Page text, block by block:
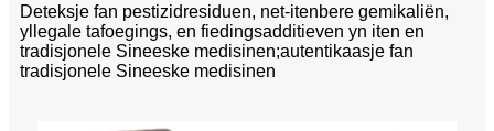
Deteksje fan pestizidresiduen, net-itenbere gemikaliën,
yllegale tafoegings, en fiedingsadditieven yn iten en
tradisjonele Sineeske medisinen;autentikaasje fan
tradisjonele Sineeske medisinen